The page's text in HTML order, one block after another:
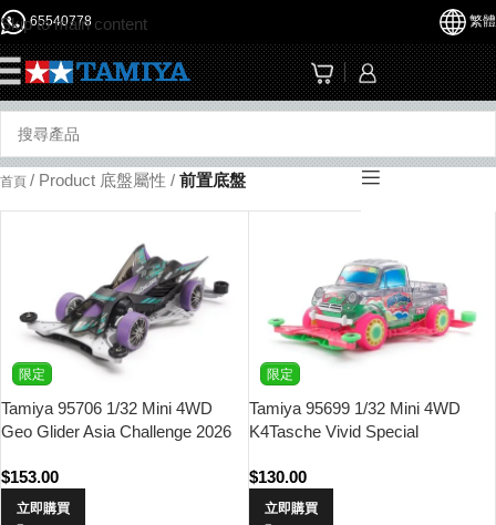
Skip to main content
65540778 繁體
首頁 / Product 底盤屬性 / 前置底盤
限定
Tamiya 95706 1/32 Mini 4WD
Geo Glider Asia Challenge 2026
$153.00
立即購買
限定
Tamiya 95699 1/32 Mini 4WD
K4Tasche Vivid Special
$130.00
立即購買